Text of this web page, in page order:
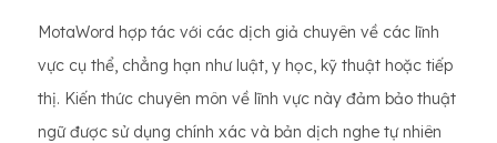
MotaWord hợp tác với các dịch giả chuyên về các lĩnh
vực cụ thể, chẳng hạn như luật, y học, kỹ thuật hoặc tiếp
thị. Kiến thức chuyên môn về lĩnh vực này đảm bảo thuật
ngữ được sử dụng chính xác và bản dịch nghe tự nhiên